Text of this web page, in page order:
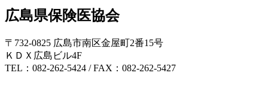
広島県保険医協会
〒732-0825 広島市南区金屋町2番15号
ＫＤＸ広島ビル4F
TEL：082-262-5424 / FAX：082-262-5427